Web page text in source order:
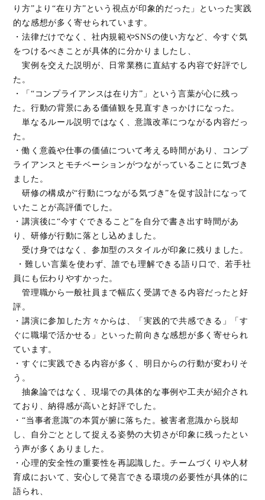
り方”より“在り方”という視点が印象的だった」といった実践
的な感想が多く寄せられています。
・法律だけでなく、社内規範やSNSの使い方など、今すぐ気
をつけるべきことが具体的に分かりましたし、
実例を交えた説明が、日常業務に直結する内容で好評でし
た。
・「“コンプライアンスは在り方”」という言葉が心に残っ
た。行動の背景にある価値観を見直すきっかけになった。
単なるルール説明ではなく、意識改革につながる内容だっ
た。
・働く意義や仕事の価値について考える時間があり、コンプ
ライアンスとモチベーションがつながっていることに気づき
ました。
研修の構成が“行動につながる気づき”を促す設計になって
いたことが高評価でした。
・講演後に“今すぐできること”を自分で書き出す時間があ
り、研修が行動に落とし込めました。
受け身ではなく、参加型のスタイルが印象に残りました。
・難しい言葉を使わず、誰でも理解できる語り口で、若手社
員にも伝わりやすかった。
管理職から一般社員まで幅広く受講できる内容だったと好
評。
・講演に参加した方々からは、「実践的で共感できる」「す
ぐに職場で活かせる」といった前向きな感想が多く寄せられ
ています。
・すぐに実践できる内容が多く、明日からの行動が変わりそ
う。
抽象論ではなく、現場での具体的な事例や工夫が紹介され
ており、納得感が高いと好評でした。
・“当事者意識”の本質が腑に落ちた。被害者意識から脱却
し、自分ごととして捉える姿勢の大切さが印象に残ったとい
う声が多くありました。
・心理的安全性の重要性を再認識した。チームづくりや人材
育成において、安心して発言できる環境の必要性が具体的に
語られ、